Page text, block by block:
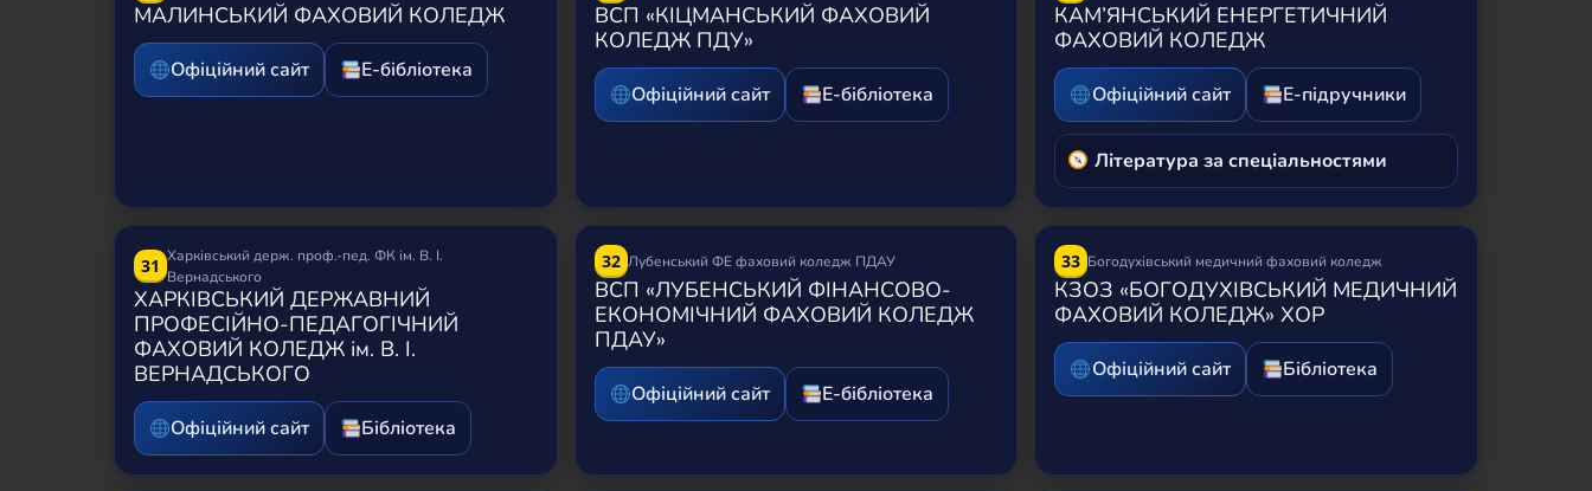
МАЛИНСЬКИЙ ФАХОВИЙ КОЛЕДЖ
Офіційний сайт Е-бібліотека
ВСП «КІЦМАНСЬКИЙ ФАХОВИЙ
КОЛЕДЖ ПДУ»
Офіційний сайт Е-бібліотека
КАМ’ЯНСЬКИЙ ЕНЕРГЕТИЧНИЙ
ФАХОВИЙ КОЛЕДЖ
Офіційний сайт Е-підручники
Література за спеціальностями
31 Харківський держ. проф.-пед. ФК ім. В. І.
Вернадського
ХАРКІВСЬКИЙ ДЕРЖАВНИЙ
ПРОФЕСІЙНО-ПЕДАГОГІЧНИЙ
ФАХОВИЙ КОЛЕДЖ ім. В. І.
ВЕРНАДСЬКОГО
Офіційний сайт Бібліотека
32 Лубенський ФЕ фаховий коледж ПДАУ
ВСП «ЛУБЕНСЬКИЙ ФІНАНСОВО-
ЕКОНОМІЧНИЙ ФАХОВИЙ КОЛЕДЖ
ПДАУ»
Офіційний сайт Е-бібліотека
33 Богодухівський медичний фаховий коледж
КЗОЗ «БОГОДУХІВСЬКИЙ МЕДИЧНИЙ
ФАХОВИЙ КОЛЕДЖ» ХОР
Офіційний сайт Бібліотека